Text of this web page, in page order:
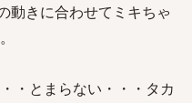
動きに合わせてミキちゃ
・とまらない・・・タカ